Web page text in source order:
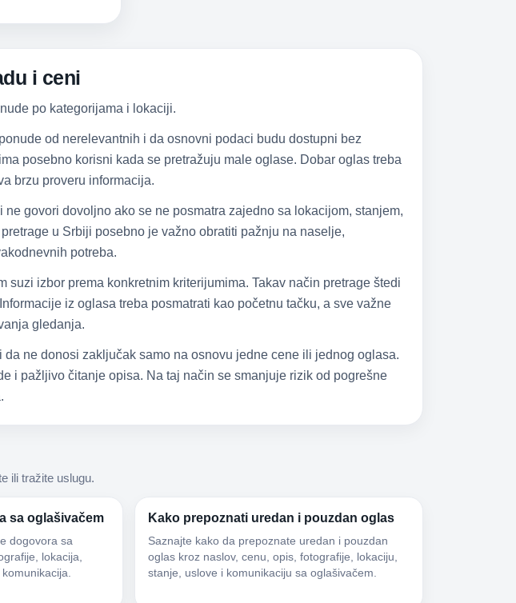
i ceni
po kategorijama i lokaciji.
od nerelevantnih i da osnovni podaci budu dostupni bez
posebno korisni kada se pretražuju male oglase. Dobar oglas treba
brzu proveru informacija.
govori dovoljno ako se ne posmatra zajedno sa lokacijom, stanjem,
u Srbiji posebno je važno obratiti pažnju na naselje,
potreba.
izbor prema konkretnim kriterijumima. Takav način pretrage štedi
iz oglasa treba posmatrati kao početnu tačku, a sve važne
gledanja.
ne donosi zaključak samo na osnovu jedne cene ili jednog oglasa.
i pažljivo čitanje opisa. Na taj način se smanjuje rizik od pogrešne
ili tražite uslugu.
sa oglašivačem
dogovora sa
lokacija,
Kako prepoznati uredan i pouzdan oglas
Saznajte kako da prepoznate uredan i pouzdan
oglas kroz naslov, cenu, opis, fotografije, lokaciju,
stanje, uslove i komunikaciju sa oglašivačem.